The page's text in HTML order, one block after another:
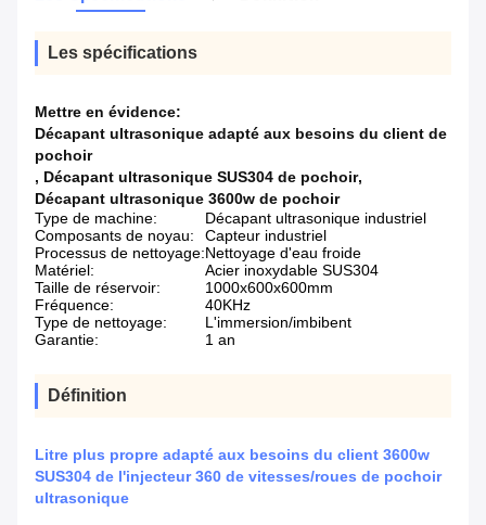
Les spécifications
Mettre en évidence:
Décapant ultrasonique adapté aux besoins du client de
pochoir
, Décapant ultrasonique SUS304 de pochoir,
Décapant ultrasonique 3600w de pochoir
Type de machine:
Décapant ultrasonique industriel
Composants de noyau:
Capteur industriel
Processus de nettoyage:Nettoyage d'eau froide
Matériel:
Acier inoxydable SUS304
Taille de réservoir:
1000x600x600mm
Fréquence:
40KHz
Type de nettoyage:
L'immersion/imbibent
Garantie:
1 an
Définition
Litre plus propre adapté aux besoins du client 3600w
SUS304 de l'injecteur 360 de vitesses/roues de pochoir
ultrasonique